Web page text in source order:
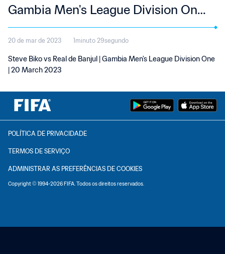
Gambia Men's League Division One
| 20 Mar 2023
20 de mar de 2023 1minuto 29segundo
Steve Biko vs Real de Banjul | Gambia Men's League Division One
| 20 March 2023
POLÍTICA DE PRIVACIDADE
TERMOS DE SERVIÇO
ADMINISTRAR AS PREFERÊNCIAS DE COOKIES
Copyright © 1994-2026 FIFA. Todos os direitos reservados.